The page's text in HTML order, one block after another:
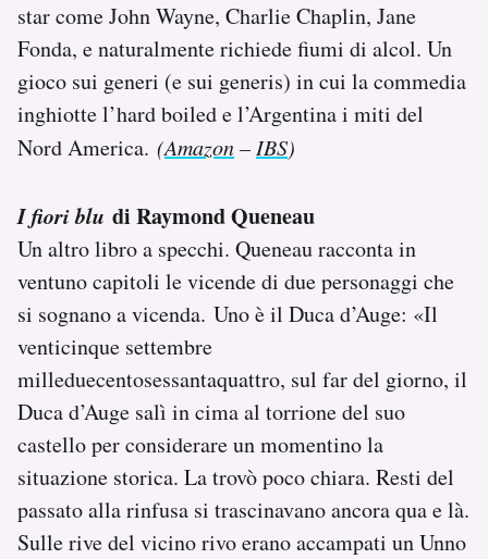
star come John Wayne, Charlie Chaplin, Jane
Fonda, e naturalmente richiede fiumi di alcol. Un
gioco sui generi (e sui generis) in cui la commedia
inghiotte l’hard boiled e l’Argentina i miti del
Nord America. (Amazon– IBS)
I fiori blu di Raymond Queneau
Un altro libro a specchi. Queneau racconta in
ventuno capitoli le vicende di due personaggi che
si sognano a vicenda. Uno è il Duca d’Auge: «Il
venticinque settembre
milleduecentosessantaquattro, sul far del giorno, il
Duca d’Auge salì in cima al torrione del suo
castello per considerare un momentino la
situazione storica. La trovò poco chiara. Resti del
passato alla rinfusa si trascinavano ancora qua e là.
Sulle rive del vicino rivo erano accampati un Unno